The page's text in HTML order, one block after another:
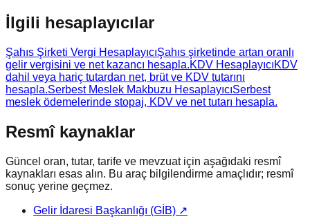
İlgili hesaplayıcılar
Şahıs Şirketi Vergi HesaplayıcıŞahıs şirketinde artan oranlı
gelir vergisini ve net kazancı hesapla.KDV HesaplayıcıKDV
dahil veya hariç tutardan net, brüt ve KDV tutarını
hesapla.Serbest Meslek Makbuzu HesaplayıcıSerbest
meslek ödemelerinde stopaj, KDV ve net tutarı hesapla.
Resmî kaynaklar
Güncel oran, tutar, tarife ve mevzuat için aşağıdaki resmî
kaynakları esas alın. Bu araç bilgilendirme amaçlıdır; resmî
sonuç yerine geçmez.
Gelir İdaresi Başkanlığı (GİB) ↗